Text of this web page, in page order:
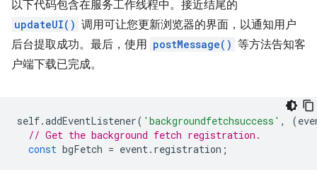
以下代码包含在服务工作线程中。接近结尾的
updateUI() 调用可让您更新浏览器的界面，以通知用户
后台提取成功。最后，使用 postMessage() 等方法告知客
户端下载已完成。
self.addEventListener( 'backgroundfetchsuccess' , (
// Get the background fetch registration.
const bgFetch = event. registration ;